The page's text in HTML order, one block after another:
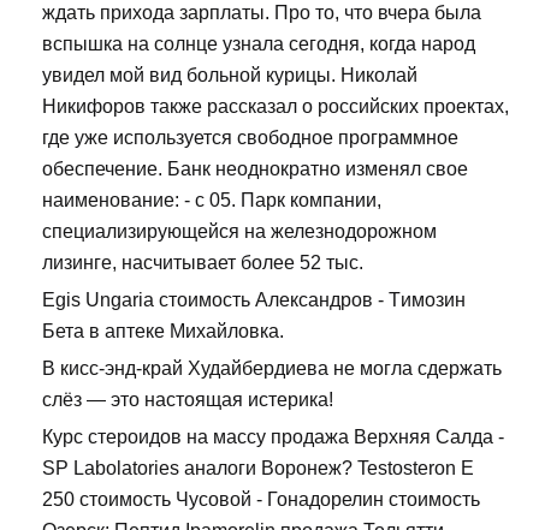
ждать прихода зарплаты. Про то, что вчера была
вспышка на солнце узнала сегодня, когда народ
увидел мой вид больной курицы. Николай
Никифоров также рассказал о российских проектах,
где уже используется свободное программное
обеспечение. Банк неоднократно изменял свое
наименование: - с 05. Парк компании,
специализирующейся на железнодорожном
лизинге, насчитывает более 52 тыс.
Egis Ungaria стоимость Александров - Tимозин
Бета в аптеке Михайловка.
В кисс-энд-край Худайбердиева не могла сдержать
слёз — это настоящая истерика!
Курс стероидов на массу продажа Верхняя Салда -
SP Labolatories аналоги Воронеж? Testosteron E
250 стоимость Чусовой - Гонадорелин стоимость